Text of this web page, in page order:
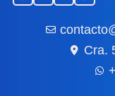
Cra.